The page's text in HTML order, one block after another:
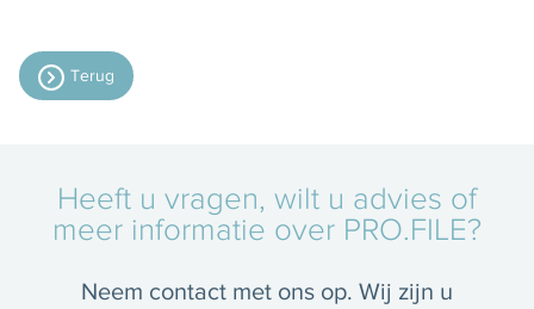
Terug
Heeft u vragen, wilt u advies of
meer informatie over PRO.FILE?
Neem contact met ons op. Wij zijn u